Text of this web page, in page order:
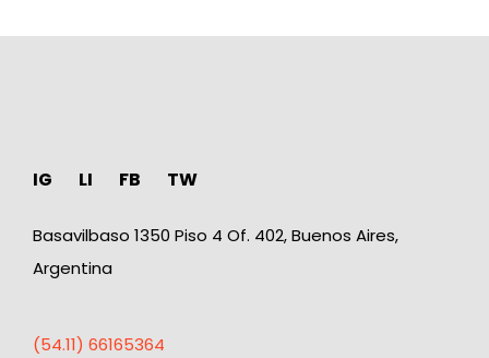
IG LI FB TW
Basavilbaso 1350 Piso 4 Of. 402, Buenos Aires,
Argentina
(54.11) 66165364